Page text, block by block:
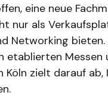
eine neue
nur als
Networking
etablierten Messen
zielt darauf